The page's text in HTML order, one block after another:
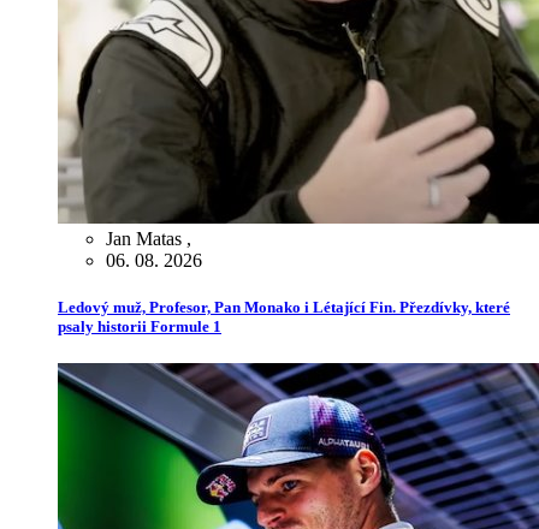
Jan Matas ,
06. 08. 2026
Ledový muž, Profesor, Pan Monako i Létající Fin. Přezdívky, které
psaly historii Formule 1